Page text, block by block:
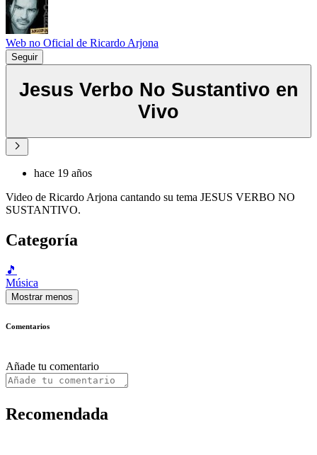
Web no Oficial de Ricardo Arjona
Seguir
Jesus Verbo No Sustantivo en
Vivo
hace 19 años
Video de Ricardo Arjona cantando su tema JESUS VERBO NO
SUSTANTIVO.
Categoría
🎵
Música
Mostrar menos
Comentarios
Añade tu comentario
Recomendada